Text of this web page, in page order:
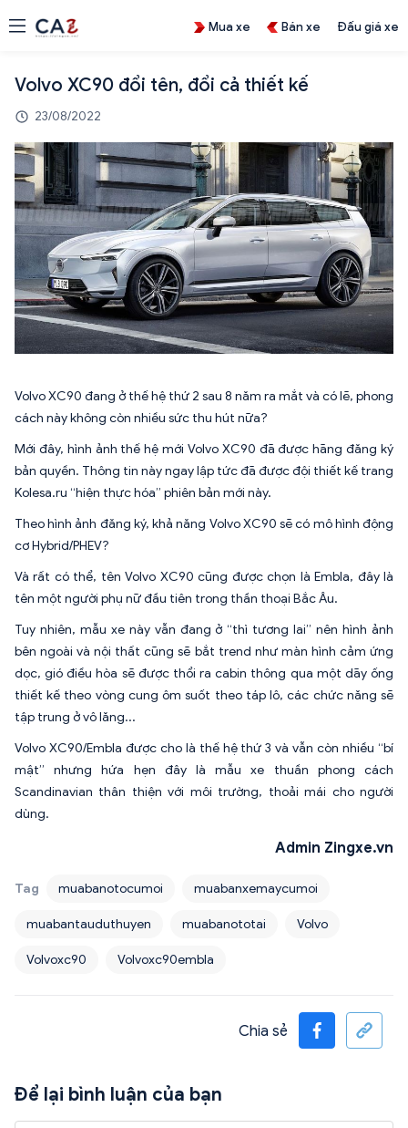
Mua xe Bán xe Đấu giá xe
Volvo XC90 đổi tên, đổi cả thiết kế
23/08/2022
Volvo XC90 đang ở thế hệ thứ 2 sau 8 năm ra mắt và có lẽ, phong
cách này không còn nhiều sức thu hút nữa?
Mới đây, hình ảnh thế hệ mới Volvo XC90 đã được hãng đăng ký
bản quyền. Thông tin này ngay lập tức đã được đội thiết kế trang
Kolesa.ru “hiện thực hóa” phiên bản mới này.
Theo hình ảnh đăng ký, khả năng Volvo XC90 sẽ có mô hình động
cơ Hybrid/PHEV?
Và rất có thể, tên Volvo XC90 cũng được chọn là Embla, đây là
tên một người phụ nữ đầu tiên trong thần thoại Bắc Âu.
Tuy nhiên, mẫu xe này vẫn đang ở “thì tương lai” nên hình ảnh
bên ngoài và nội thất cũng sẽ bắt trend như màn hình cảm ứng
dọc, gió điều hòa sẽ được thổi ra cabin thông qua một dãy ống
thiết kế theo vòng cung ôm suốt theo táp lô, các chức năng sẽ
tập trung ở vô lăng...
Volvo XC90/Embla được cho là thế hệ thứ 3 và vẫn còn nhiều “bí
mật” nhưng hứa hẹn đây là mẫu xe thuần phong cách
Scandinavian thân thiện với môi trường, thoải mái cho người
dùng.
Admin Zingxe.vn
Tag muabanotocumoi muabanxemaycumoi
muabantauduthuyen muabanototai Volvo
Volvoxc90 Volvoxc90embla
Chia sẻ
Để lại bình luận của bạn